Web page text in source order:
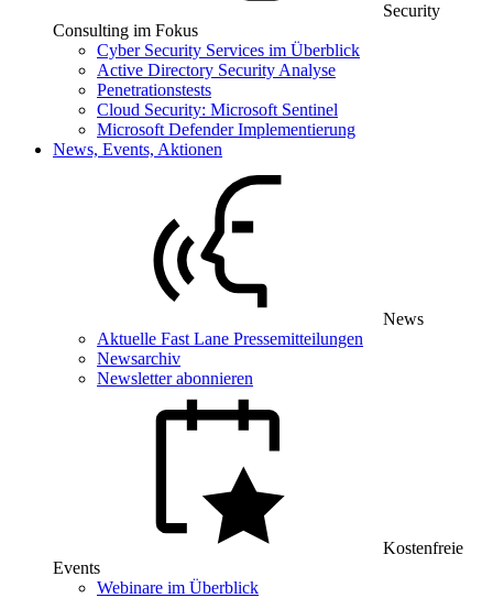
Security
Consulting im Fokus
Cyber Security Services im Überblick
Active Directory Security Analyse
Penetrationstests
Cloud Security: Microsoft Sentinel
Microsoft Defender Implementierung
News, Events, Aktionen
News
Aktuelle Fast Lane Pressemitteilungen
Newsarchiv
Newsletter abonnieren
Kostenfreie
Events
Webinare im Überblick